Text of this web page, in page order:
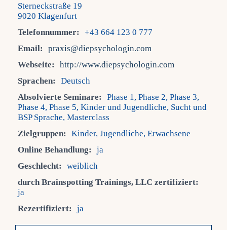
Sterneckstraße 19
9020 Klagenfurt
Telefonnummer:
+43 664 123 0 777
Email:
praxis@diepsychologin.com
Webseite:
http://www.diepsychologin.com
Sprachen:
Deutsch
Absolvierte Seminare:
Phase 1, Phase 2, Phase 3,
Phase 4, Phase 5, Kinder und Jugendliche, Sucht und
BSP Sprache, Masterclass
Zielgruppen:
Kinder, Jugendliche, Erwachsene
Online Behandlung:
ja
Geschlecht:
weiblich
durch Brainspotting Trainings, LLC zertifiziert:
ja
Rezertifiziert:
ja